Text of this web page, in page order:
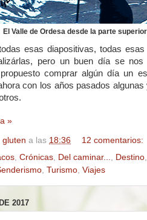
El Valle de Ordesa desde la parte
esas diapositivas, todas
pero un buen día se
comprar algún día un
con los años pasados
»
gluten a las 18:36
12 comentarios:
Crónicas Del caminar... Destino
Turismo Viajes
2017